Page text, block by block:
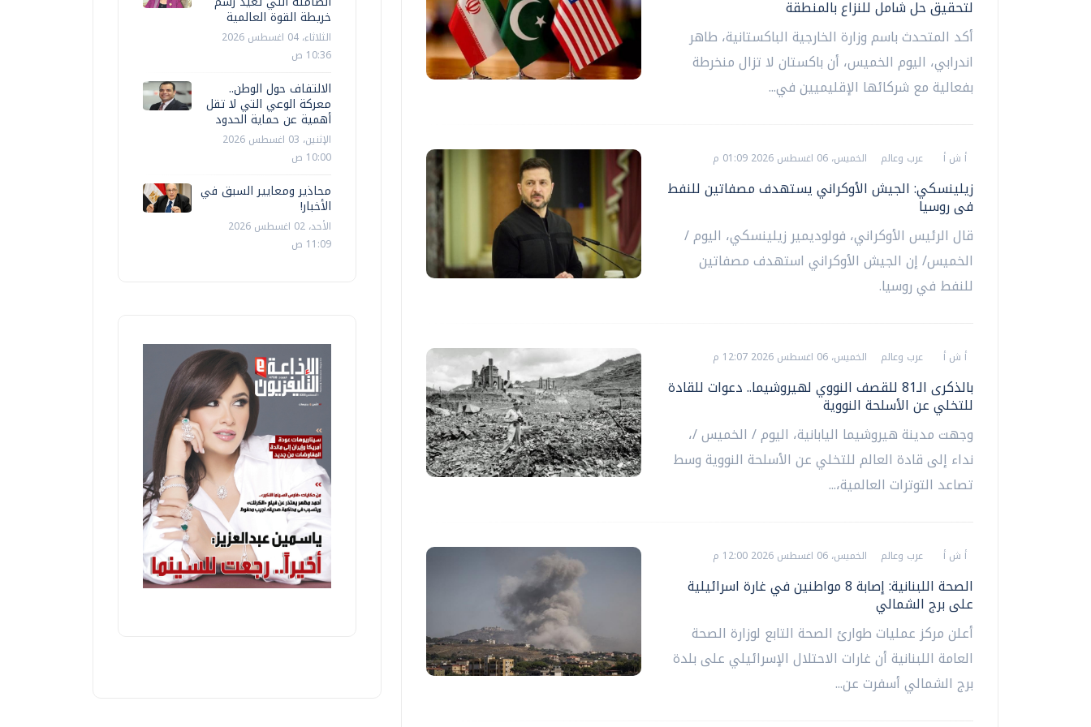
لتحقيق حل شامل للنزاع بالمنطقة
أكد المتحدث باسم وزارة الخارجية الباكستانية، طاهر
اندرابي، اليوم الخميس، أن باكستان لا تزال منخرطة
بفعالية مع شركائها الإقليميين في...
أ ش أ عرب وعالم الخميس، 06 اغسطس 2026 01:09 م
زيلينسكي: الجيش الأوكراني يستهدف مصفاتين للنفط
فى روسيا
قال الرئيس الأوكراني، فولوديمير زيلينسكي، اليوم /
الخميس/ إن الجيش الأوكراني استهدف مصفاتين
للنفط في روسيا.
أ ش أ عرب وعالم الخميس، 06 اغسطس 2026 12:07 م
بالذكرى الـ81 للقصف النووي لهيروشيما.. دعوات للقادة
للتخلي عن الأسلحة النووية
وجهت مدينة هيروشيما اليابانية، اليوم / الخميس /،
نداء إلى قادة العالم للتخلي عن الأسلحة النووية وسط
تصاعد التوترات العالمية،...
أ ش أ عرب وعالم الخميس، 06 اغسطس 2026 12:00 م
الصحة اللبنانية: إصابة 8 مواطنين في غارة اسرائيلية
على برج الشمالي
أعلن مركز عمليات طوارئ الصحة التابع لوزارة الصحة
العامة اللبنانية أن غارات الاحتلال الإسرائيلي على بلدة
برج الشمالي أسفرت عن...
خريطة القوة العالمية
الثلاثاء، 04 اغسطس 2026
10:36 ص
الالتفاف حول الوطن..
معركة الوعي التي لا تقل
أهمية عن حماية الحدود
الإثنين، 03 اغسطس 2026
10:00 ص
محاذير ومعايير السبق في
الأخبار!
الأحد، 02 اغسطس 2026
11:09 ص